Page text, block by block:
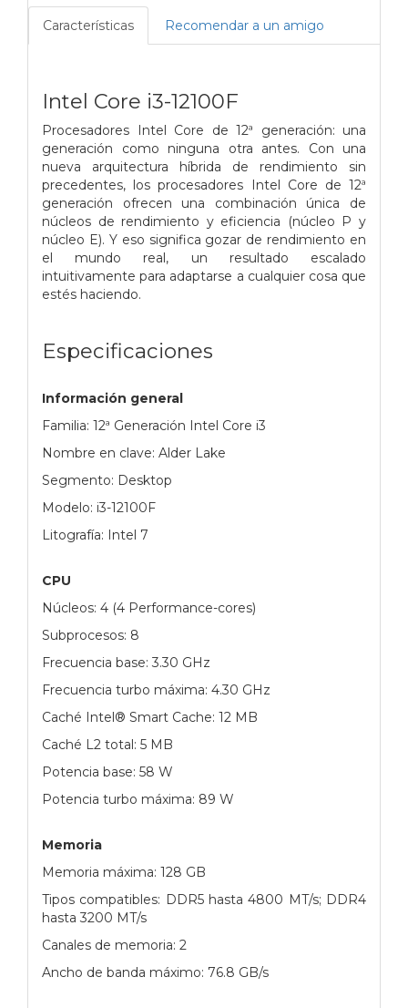
Características Recomendar a un amigo
Intel Core i3-12100F
Procesadores Intel Core de 12ª generación: una
generación como ninguna otra antes. Con una
nueva arquitectura híbrida de rendimiento sin
precedentes, los procesadores Intel Core de 12ª
generación ofrecen una combinación única de
núcleos de rendimiento y eficiencia (núcleo P y
núcleo E). Y eso significa gozar de rendimiento en
el mundo real, un resultado escalado
intuitivamente para adaptarse a cualquier cosa que
estés haciendo.
Especificaciones
Información general
Familia: 12ª Generación Intel Core i3
Nombre en clave: Alder Lake
Segmento: Desktop
Modelo: i3-12100F
Litografía: Intel 7
CPU
Núcleos: 4 (4 Performance-cores)
Subprocesos: 8
Frecuencia base: 3.30 GHz
Frecuencia turbo máxima: 4.30 GHz
Caché Intel® Smart Cache: 12 MB
Caché L2 total: 5 MB
Potencia base: 58 W
Potencia turbo máxima: 89 W
Memoria
Memoria máxima: 128 GB
Tipos compatibles: DDR5 hasta 4800 MT/s; DDR4
hasta 3200 MT/s
Canales de memoria: 2
Ancho de banda máximo: 76.8 GB/s